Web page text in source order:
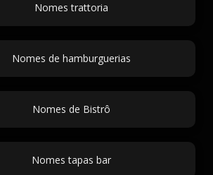
Nomes trattoria
Nomes de hamburguerias
Nomes de Bistrô
Nomes tapas bar